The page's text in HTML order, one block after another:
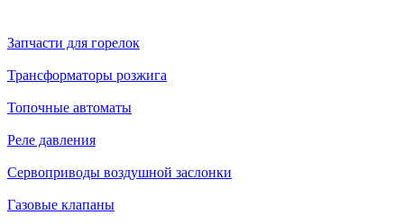
Запчасти для горелок
Трансформаторы розжига
Топочные автоматы
Реле давления
Сервоприводы воздушной заслонки
Газовые клапаны